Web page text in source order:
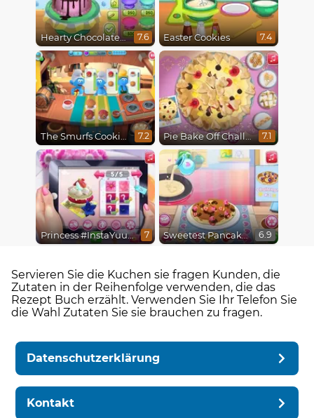
Hearty Chocolate Cake 7.6 Easter Cookies 7.4
The Smurfs Cooking 7.2 Pie Bake Off Challenge 7.1
Princess #InstaYuuum Macarons & Flowers 7 Sweetest Pancake Challenge 6.9
Servieren Sie die Kuchen sie fragen Kunden, die
Zutaten in der Reihenfolge verwenden, die das
Rezept Buch erzählt. Verwenden Sie Ihr Telefon Sie
die Wahl Zutaten Sie sie brauchen zu fragen.
Datenschutzerklärung
Kontakt